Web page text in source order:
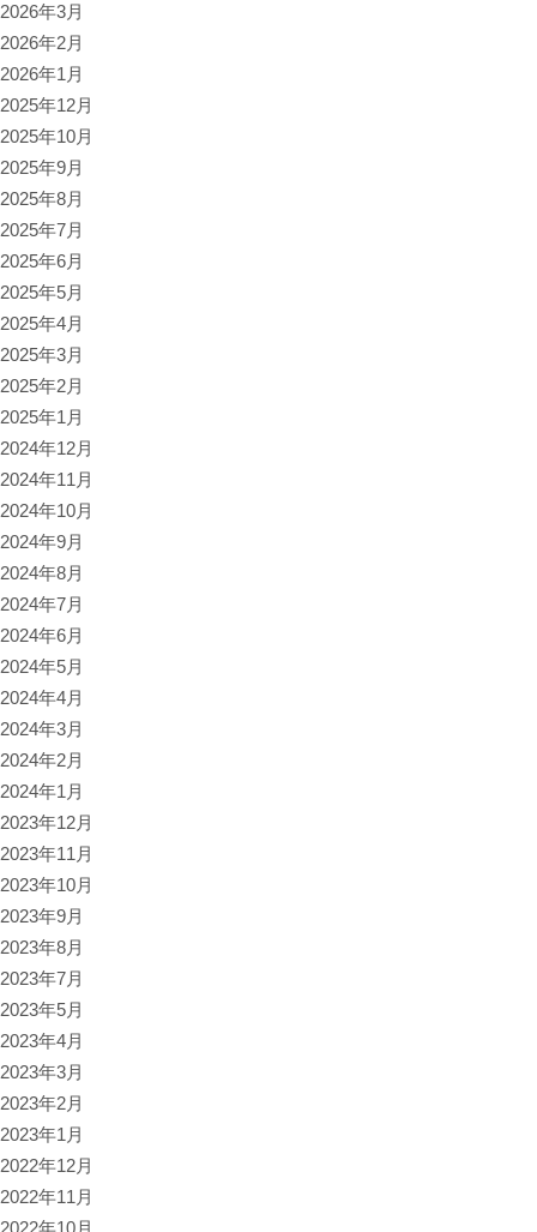
2026年3月
2026年2月
2026年1月
2025年12月
2025年10月
2025年9月
2025年8月
2025年7月
2025年6月
2025年5月
2025年4月
2025年3月
2025年2月
2025年1月
2024年12月
2024年11月
2024年10月
2024年9月
2024年8月
2024年7月
2024年6月
2024年5月
2024年4月
2024年3月
2024年2月
2024年1月
2023年12月
2023年11月
2023年10月
2023年9月
2023年8月
2023年7月
2023年5月
2023年4月
2023年3月
2023年2月
2023年1月
2022年12月
2022年11月
2022年10月